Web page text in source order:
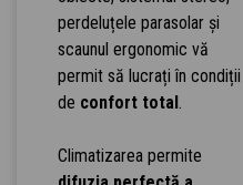
perdeluțele parasolar și
scaunul ergonomic vă
permit să lucrați în condiții
de confort total .
Climatizarea permite